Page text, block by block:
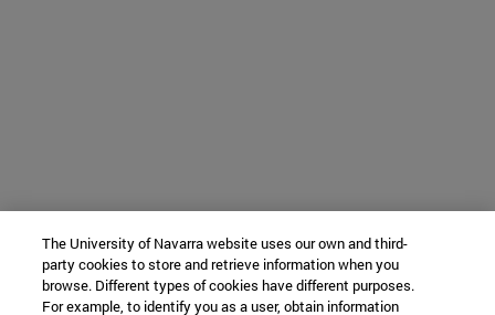
The University of Navarra website uses our own and third-
party cookies to store and retrieve information when you
browse. Different types of cookies have different purposes.
For example, to identify you as a user, obtain information